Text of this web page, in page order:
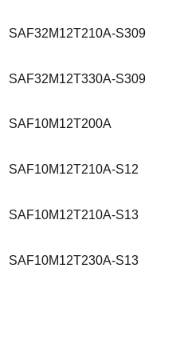
SAF32M12T210A-S309
SAF32M12T330A-S309
SAF10M12T200A
SAF10M12T210A-S12
SAF10M12T210A-S13
SAF10M12T230A-S13